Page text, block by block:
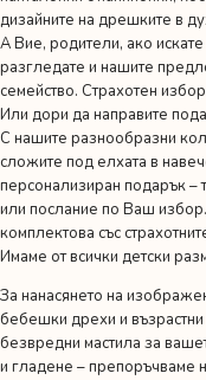
дизайните на дрешките в
А Вие, родители, ако
разгледате и нашите
семейство. Страхотен
Или дори да направите
С нашите разнообразни
сложите под елхата в
персонализиран подарък –
или послание по Ваш
комплектова със
Имаме от всички детски
За нанасянето на
бебешки дрехи и
безвредни мастила за
и гладене – препоръчваме